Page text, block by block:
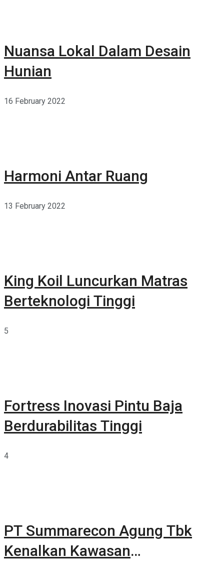
Nuansa Lokal Dalam Desain
Hunian
16 February 2022
Harmoni Antar Ruang
13 February 2022
King Koil Luncurkan Matras
Berteknologi Tinggi
5
Fortress Inovasi Pintu Baja
Berdurabilitas Tinggi
4
PT Summarecon Agung Tbk
Kenalkan Kawasan